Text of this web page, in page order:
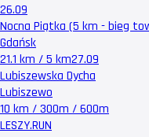
26.09
Nocna Piątka (5 km - bieg
Gdańsk
21.1 km / 5 km27.09
Lubiszewska Dycha
Lubiszewo
10 km / 300m / 600m
LESZY.RUN